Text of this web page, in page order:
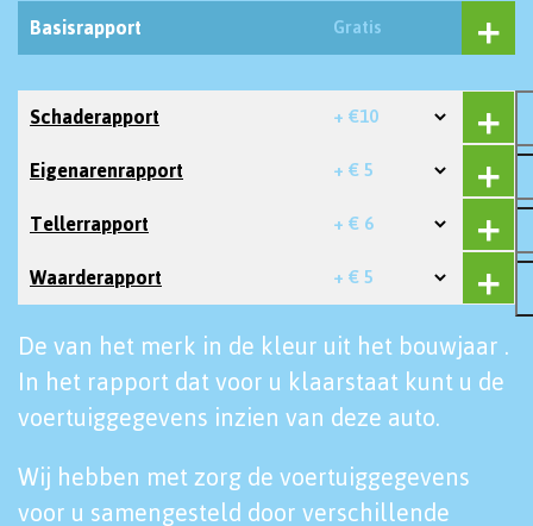
Basisrapport Gratis
Schaderapport + €10
Eigenarenrapport + € 5
Tellerrapport + € 6
Waarderapport + € 5
De van het merk in de kleur uit het bouwjaar .
In het rapport dat voor u klaarstaat kunt u de
voertuiggegevens inzien van deze auto.
Wij hebben met zorg de voertuiggegevens
voor u samengesteld door verschillende